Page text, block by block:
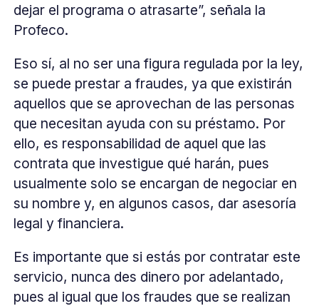
dejar el programa o atrasarte”, señala la
Profeco.
Eso sí, al no ser una figura regulada por la ley,
se puede prestar a fraudes, ya que existirán
aquellos que se aprovechan de las personas
que necesitan ayuda con su préstamo. Por
ello, es responsabilidad de aquel que las
contrata que investigue qué harán, pues
usualmente solo se encargan de negociar en
su nombre y, en algunos casos, dar asesoría
legal y financiera.
Es importante que si estás por contratar este
servicio, nunca des dinero por adelantado,
pues al igual que los fraudes que se realizan